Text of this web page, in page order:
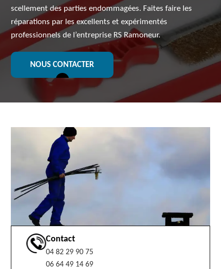
scellement des parties endommagées. Faites faire les
réparations par les excellents et expérimentés
professionnels de l’entreprise RS Ramoneur.
NOUS CONTACTER
Contact
04 82 29 90 75
06 64 49 14 69